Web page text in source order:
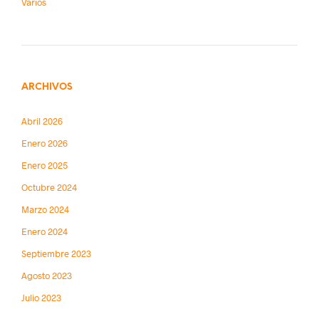
ARCHIVOS
Abril 2026
Enero 2026
Enero 2025
Octubre 2024
Marzo 2024
Enero 2024
Septiembre 2023
Agosto 2023
Julio 2023